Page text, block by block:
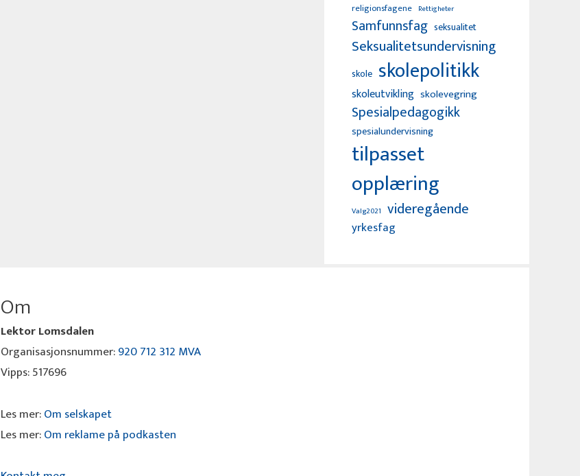
religionsfagene Rettigheter
Samfunnsfag seksualitet
Seksualitetsundervisning
skole skolepolitikk
skoleutvikling skolevegring
Spesialpedagogikk
spesialundervisning
tilpasset
opplæring
Valg2021 videregående
yrkesfag
Om
Lektor Lomsdalen
Organisasjonsnummer:920 712 312 MVA
Vipps: 517696
Les mer:Om selskapet
Les mer:Om reklame på podkasten